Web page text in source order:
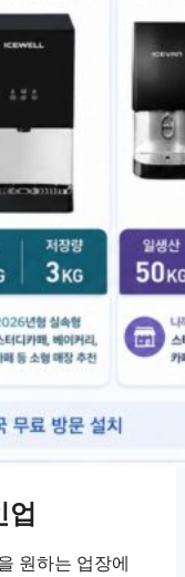
원하는 업장에